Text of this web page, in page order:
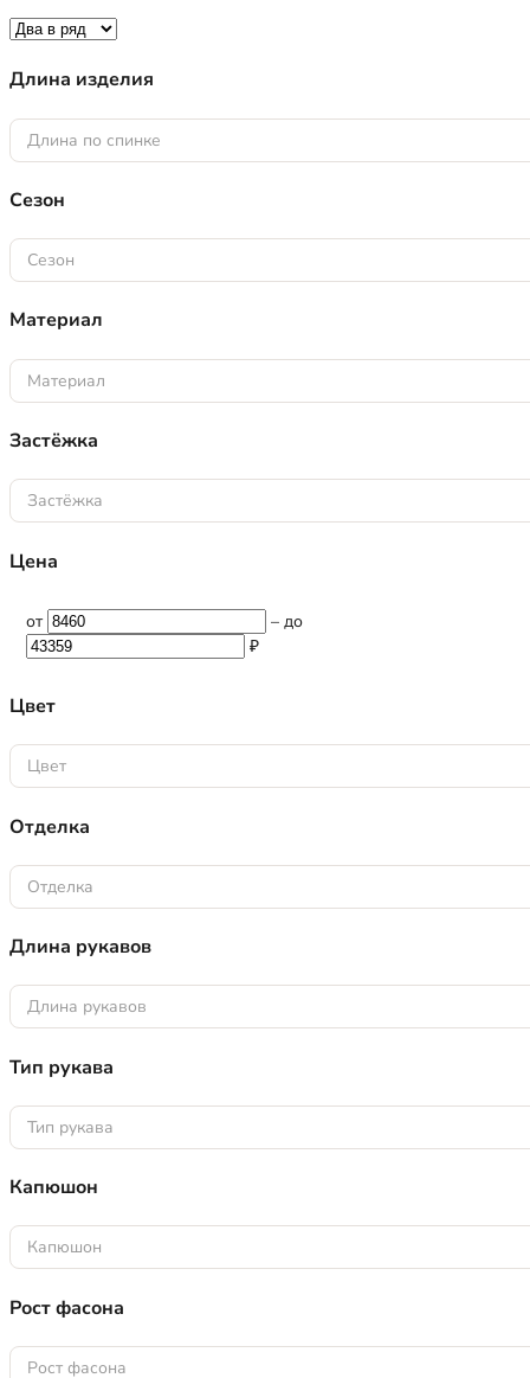
Длина изделия
Длина по спинке
Сезон
Сезон
Материал
Материал
Застёжка
Застёжка
Цена
от – до
₽
Цвет
Цвет
Отделка
Отделка
Длина рукавов
Длина рукавов
Тип рукава
Тип рукава
Капюшон
Капюшон
Рост фасона
Рост фасона